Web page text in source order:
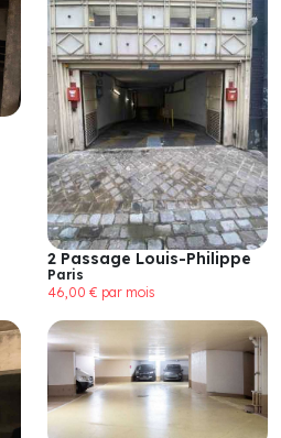
2 Passage Louis-Philippe
Paris
46,00 € par mois